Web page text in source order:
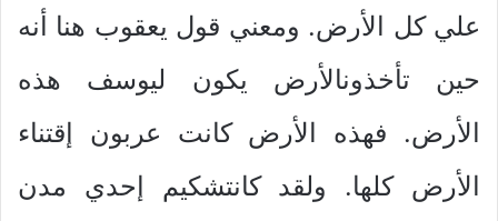
علي كل الأرض. ومعني قول يعقوب هنا أنه
حين تأخذونالأرض يكون ليوسف هذه
الأرض. فهذه الأرض كانت عربون إقتناء
الأرض كلها. ولقد كانتشكيم إحدي مدن